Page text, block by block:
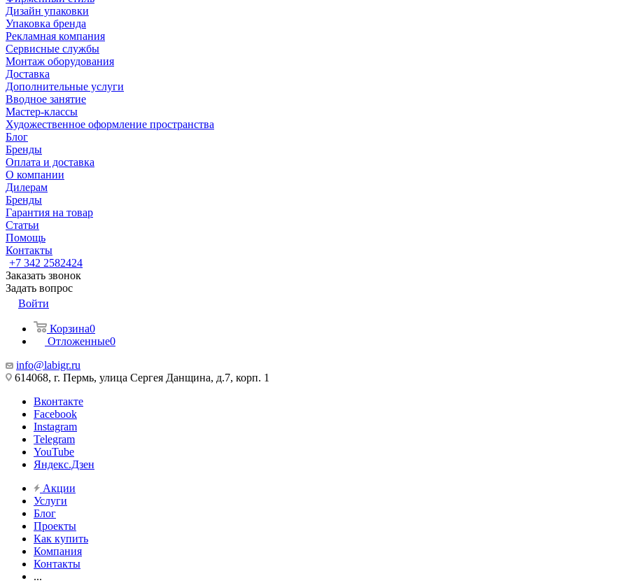
Дизайн упаковки
Упаковка бренда
Рекламная компания
Сервисные службы
Монтаж оборудования
Доставка
Дополнительные услуги
Вводное занятие
Мастер-классы
Художественное оформление пространства
Блог
Бренды
Оплата и доставка
О компании
Дилерам
Бренды
Гарантия на товар
Статьи
Помощь
Контакты
+7 342 2582424
Заказать звонок
Задать вопрос
Войти
Корзина0
Отложенные0
info@labigr.ru
614068, г. Пермь, улица Сергея Данщина, д.7, корп. 1
Вконтакте
Facebook
Instagram
Telegram
YouTube
Яндекс.Дзен
Акции
Услуги
Блог
Проекты
Как купить
Компания
Контакты
...